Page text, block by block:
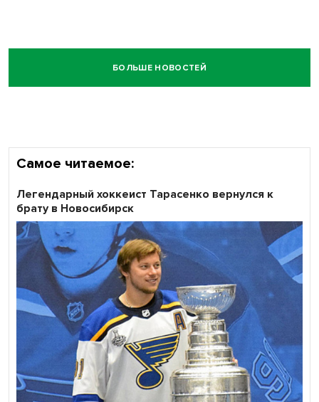
БОЛЬШЕ НОВОСТЕЙ
Самое читаемое:
Легендарный хоккеист Тарасенко вернулся к
брату в Новосибирск